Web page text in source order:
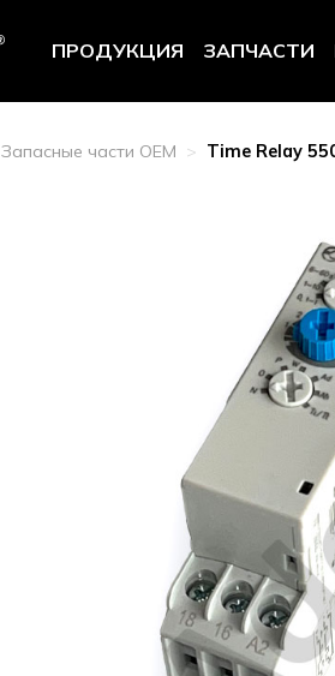
ПРОДУКЦИЯ ЗАПЧАСТИ
Запасные части OEM > Time Relay